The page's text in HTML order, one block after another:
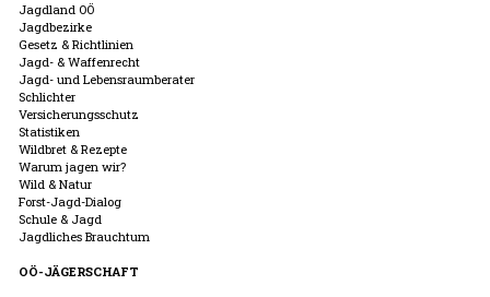
Jagdland OÖ
Jagdbezirke
Gesetz & Richtlinien
Jagd- & Waffenrecht
Jagd- und Lebensraumberater
Schlichter
Versicherungsschutz
Statistiken
Wildbret & Rezepte
Warum jagen wir?
Wild & Natur
Forst-Jagd-Dialog
Schule & Jagd
Jagdliches Brauchtum
OÖ-JÄGERSCHAFT